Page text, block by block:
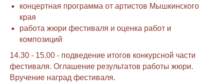
концертная программа от артистов Мышкинского
края
⁠работа жюри фестиваля и оценка работ и
композиций
14.30 - 15.00 - подведение итогов конкурсной части
фестиваля. Оглашение результатов работы жюри.
Вручение наград фестиваля.